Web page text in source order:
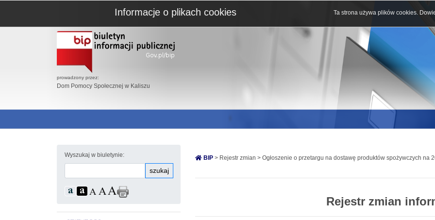
prowadzony przez:
Dom Pomocy Społecznej w Kaliszu
Wyszukaj w biuletynie:
szukaj
BIP > Rejestr zmian > Ogłoszenie o przetargu na dostawę produktów spożywczych na
Rejestr zmian
Informacje o plikach cookies Ta strona używa plików cookies.